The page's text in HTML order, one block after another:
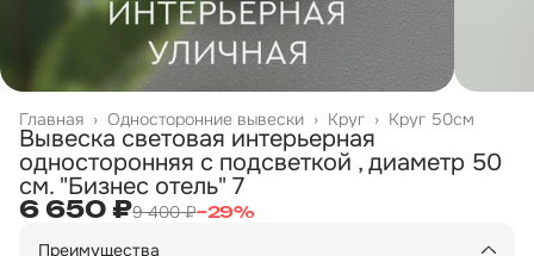
Круг 50см
Круг ›
Односторонние вывески ›
Главная ›
Вывеска световая интерьерная
односторонняя с подсветкой , диаметр 50
см. "Бизнес отель" 7
6 650 ₽9 400 ₽−29%
Преимущества